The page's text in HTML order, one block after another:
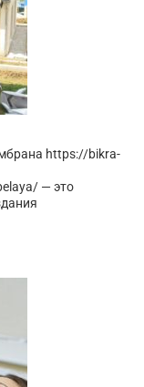
https://bikra-
— это